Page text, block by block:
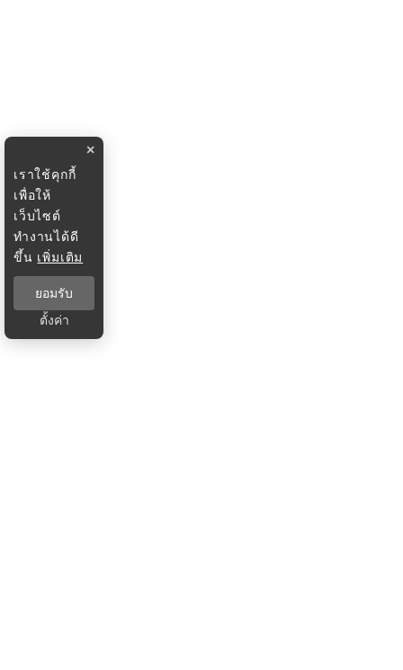
×
เราใช้คุกกี้
เพื่อให้
เว็บไซต์
ทำงานได้ดี
ขึ้น เพิ่มเติม
ยอมรับ
ตั้งค่า